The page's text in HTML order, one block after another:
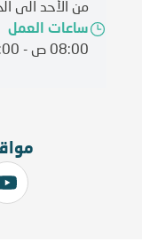
من الأحد الى
ساعات العمل
08:00 ص - 04:00 م